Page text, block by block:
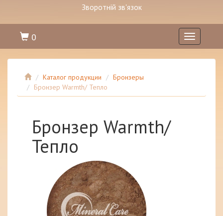
Зворотній зв'язок
Toggle
navigation
0
Каталог продукции
Бронзеры
Бронзер Warmth/ Тепло
Бронзер Warmth/
Тепло